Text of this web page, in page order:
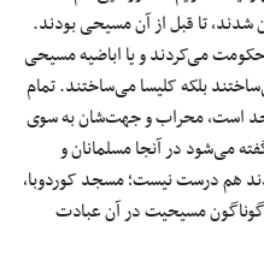
شدند، تا قبل از آن مسیحی بودند.
حکومت می‌کردند و یا اباضیه‌ مسیحی
بلکه کلیسا می‌ساختند. تمام
است، محراب و جهت‌شان به سوی
می‌شود در آنجا مسلمانان و
هم درست نیست؛ مسجد کوردوبا،
مسیحیت در آن عبادت